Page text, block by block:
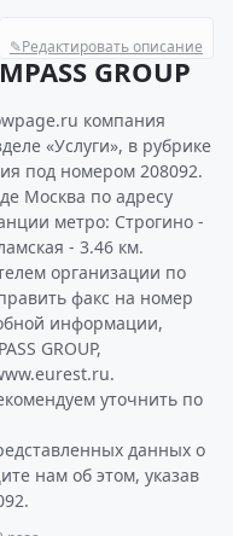
✎Редактировать описание
GROUP
компания
«Услуги», в рубрике
под номером 208092.
Москва по адресу
метро: Строгино -
- 3.46 км.
организации по
факс на номер
информации,
GROUP,
уточнить по
данных о
нам об этом, указав